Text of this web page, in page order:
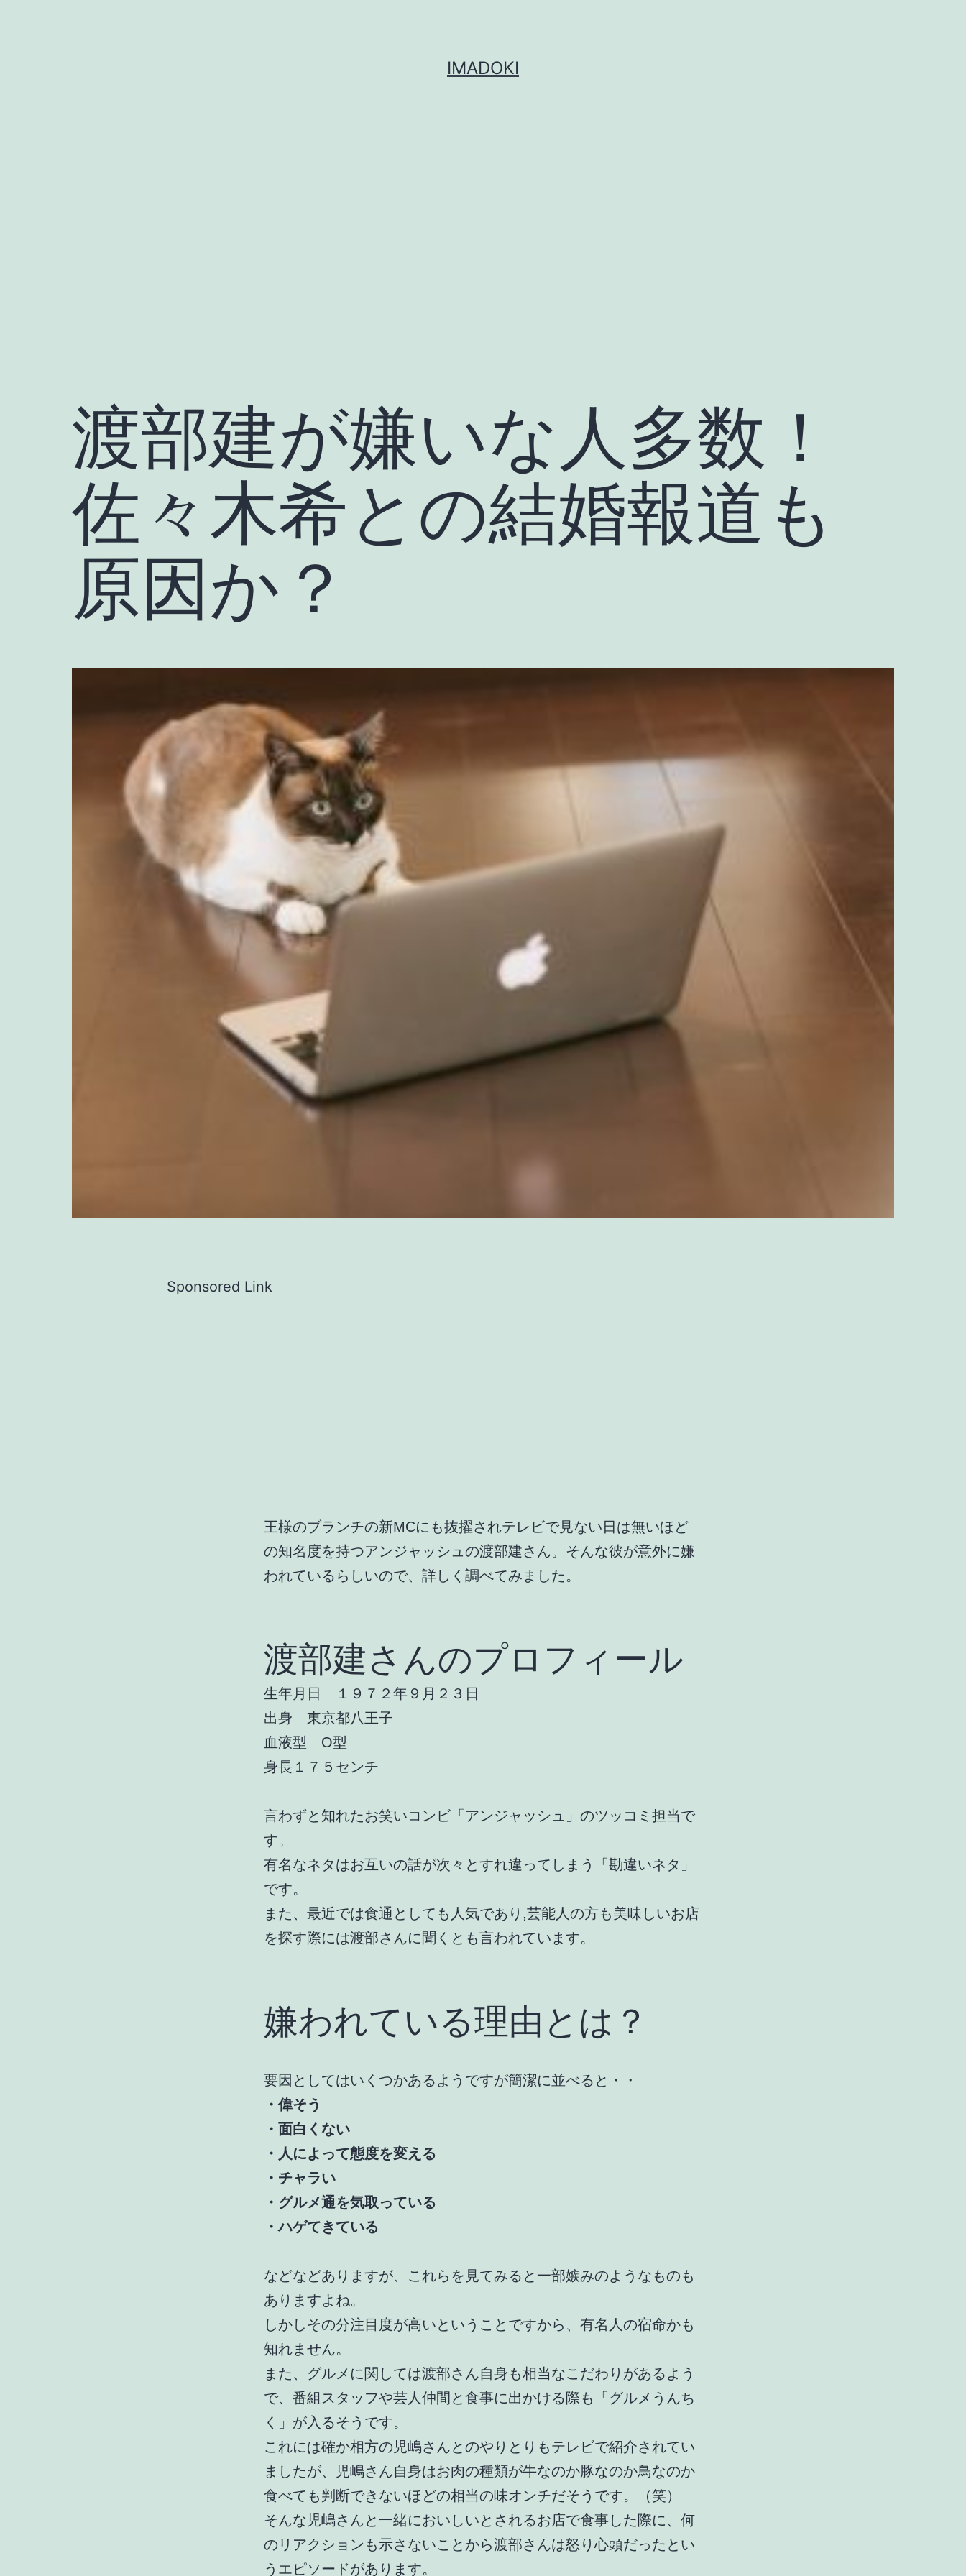
IMADOKI
渡部建が嫌いな人多数！
佐々木希との結婚報道も
原因か？
Sponsored Link
王様のブランチの新MCにも抜擢されテレビで見ない日は無いほど
の知名度を持つアンジャッシュの渡部建さん。そんな彼が意外に嫌
われているらしいので、詳しく調べてみました。
渡部建さんのプロフィール
生年月日 １９７２年９月２３日
出身 東京都八王子
血液型 O型
身長１７５センチ
言わずと知れたお笑いコンビ「アンジャッシュ」のツッコミ担当で
す。
有名なネタはお互いの話が次々とすれ違ってしまう「勘違いネタ」
です。
また、最近では食通としても人気であり,芸能人の方も美味しいお店
を探す際には渡部さんに聞くとも言われています。
嫌われている理由とは？
要因としてはいくつかあるようですが簡潔に並べると・・
・偉そう
・面白くない
・人によって態度を変える
・チャラい
・グルメ通を気取っている
・ハゲてきている
などなどありますが、これらを見てみると一部嫉みのようなものも
ありますよね。
しかしその分注目度が高いということですから、有名人の宿命かも
知れません。
また、グルメに関しては渡部さん自身も相当なこだわりがあるよう
で、番組スタッフや芸人仲間と食事に出かける際も「グルメうんち
く」が入るそうです。
これには確か相方の児嶋さんとのやりとりもテレビで紹介されてい
ましたが、児嶋さん自身はお肉の種類が牛なのか豚なのか鳥なのか
食べても判断できないほどの相当の味オンチだそうです。（笑）
そんな児嶋さんと一緒においしいとされるお店で食事した際に、何
のリアクションも示さないことから渡部さんは怒り心頭だったとい
うエピソードがあります。